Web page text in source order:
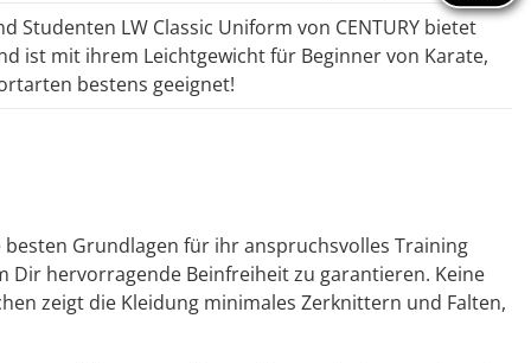
Studenten LW Classic Uniform von CENTURY bietet
ist mit ihrem Leichtgewicht für Beginner von Karate,
bestens geeignet!
Grundlagen für ihr anspruchsvolles Training
Dir hervorragende Beinfreiheit zu garantieren. Keine
zeigt die Kleidung minimales Zerknittern und Falten,